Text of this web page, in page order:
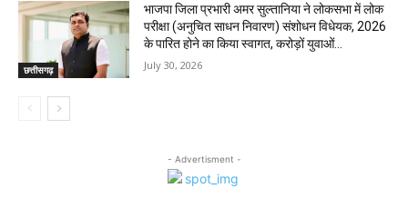
छत्तीसगढ़
भाजपा जिला प्रभारी अमर सुल्तानिया ने लोकसभा में लोक
परीक्षा (अनुचित साधन निवारण) संशोधन विधेयक, 2026
के पारित होने का किया स्वागत, करोड़ों युवाओं...
July 30, 2026
- Advertisment -